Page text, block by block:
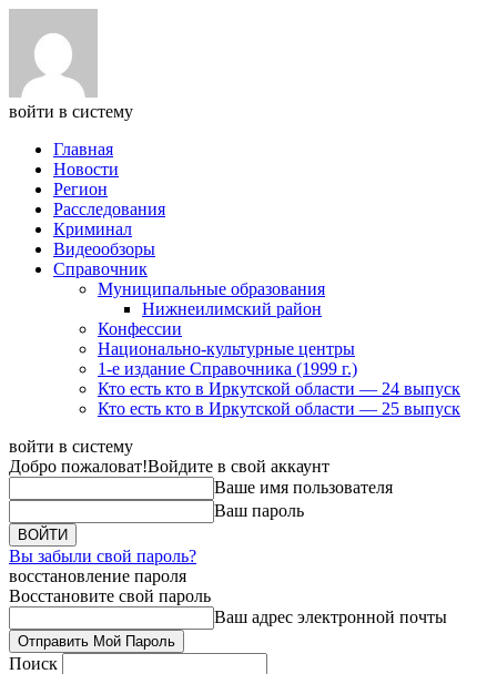
войти в систему
Главная
Новости
Регион
Расследования
Криминал
Видеообзоры
Справочник
Муниципальные образования
Нижнеилимский район
Конфессии
Национально-культурные центры
1-е издание Справочника (1999 г.)
Кто есть кто в Иркутской области — 24 выпуск
Кто есть кто в Иркутской области — 25 выпуск
войти в систему
Добро пожаловат!Войдите в свой аккаунт
Ваше имя пользователя
Ваш пароль
Вы забыли свой пароль?
восстановление пароля
Восстановите свой пароль
Ваш адрес электронной почты
Поиск